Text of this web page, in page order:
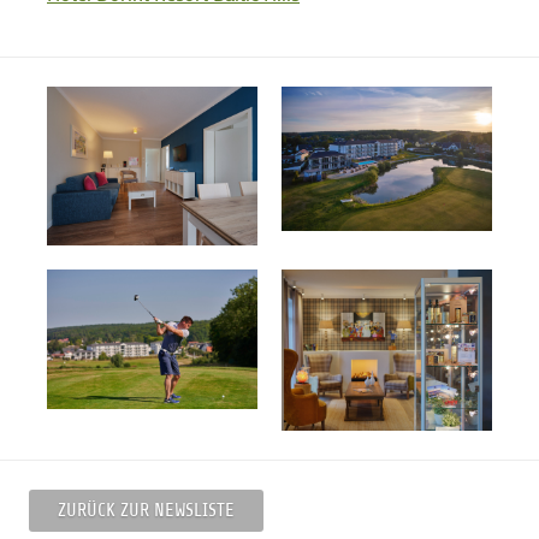
ZURÜCK ZUR NEWSLISTE